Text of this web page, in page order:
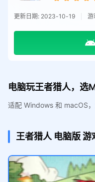
更新日期: 2023-10-19 游
电脑玩王者猎人，选
适配 Windows 和 macOS，
王者猎人 电脑版游